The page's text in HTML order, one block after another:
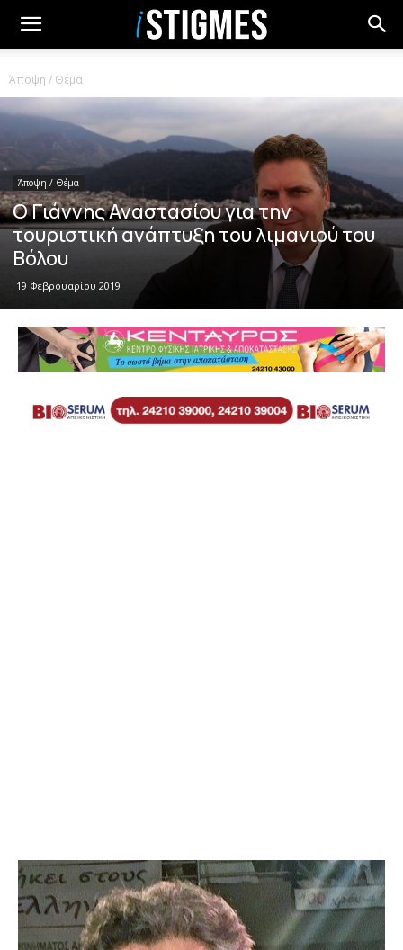
Άποψη / Θέμα
Άποψη / Θέμα
Ο Γιάννης Αναστασίου για την
τουριστική ανάπτυξη του λιμανιού του
Βόλου
19 Φεβρουαρίου 2019